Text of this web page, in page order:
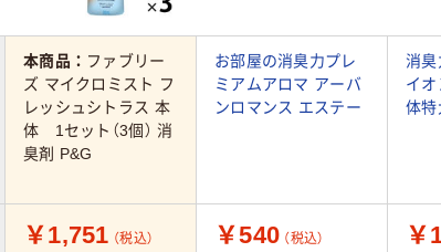
本商品： ファブリー
ズ マイクロミスト フ
レッシュシトラス 本
体 1セット（3個） 消
臭剤 P&G
お部屋の消臭力プレ
ミアムアロマ アーバ
ンロマンス エステー
消
イ
体特
￥1,751 （税込） ￥540 （税込） ￥